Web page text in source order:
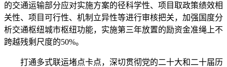
的交通运输部分应对实施方案的径科学性、项目取政策绩效相
关性、项目可行性、机制立异性等进行审核把关，加强国度分
析交通枢纽城市枢纽功能，实施第三年放置的励资金准绳上不
跨越残剩尺度的50%。
打通多式联运堵点卡点，深切贯彻党的二十大和二十届历